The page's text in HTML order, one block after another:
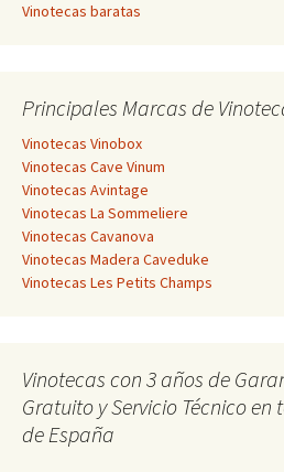
Vinotecas baratas
Principales Marcas de
Vinotecas Vinobox
Vinotecas Cave Vinum
Vinotecas Avintage
Vinotecas La Sommeliere
Vinotecas Cavanova
Vinotecas Madera Caveduke
Vinotecas Les Petits Champs
Vinotecas con 3 años de
Gratuito y Servicio Técnico
de España